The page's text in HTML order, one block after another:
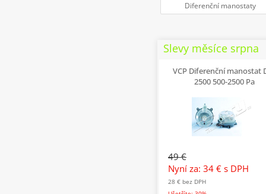
Diferenční manostaty
Slevy měsíce srpna
VCP Diferenční manostat
2500 500-2500 Pa
49 €
Nyní za: 34 € s DPH
28 € bez DPH